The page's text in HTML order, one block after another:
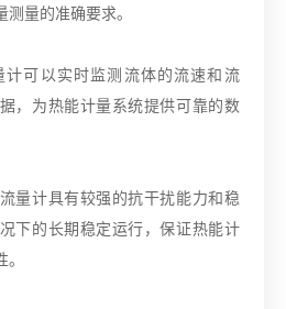
量的准确要求。
可以实时监测流体的流速和流
，为热能计量系统提供可靠的数
量计具有较强的抗干扰能力和稳
下的长期稳定运行，保证热能计